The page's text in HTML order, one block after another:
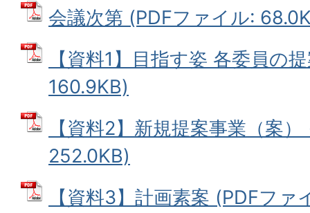
会議次第 (PDFファイル:
【資料1】目指す姿 各委員の
160.9KB)
【資料2】新規提案事業（案
252.0KB)
【資料3】計画素案 (PDFファ